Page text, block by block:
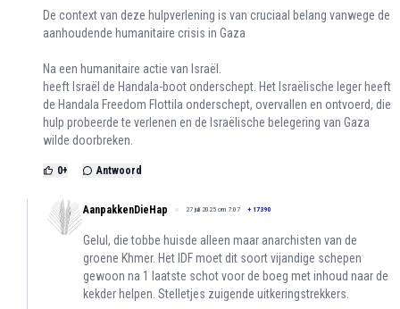
De context van deze hulpverlening is van cruciaal belang vanwege de
aanhoudende humanitaire crisis in Gaza
Na een humanitaire actie van Israël.
heeft Israël de Handala-boot onderschept. Het Israëlische leger heeft
de Handala Freedom Flottila onderschept, overvallen en ontvoerd, die
hulp probeerde te verlenen en de Israëlische belegering van Gaza
wilde doorbreken.
0+ Antwoord
AanpakkenDieHap 27 juli 2025 om 7:07 + 17390
Gelul, die tobbe huisde alleen maar anarchisten van de
groene Khmer. Het IDF moet dit soort vijandige schepen
gewoon na 1 laatste schot voor de boeg met inhoud naar de
kekder helpen. Stelletjes zuigende uitkeringstrekkers.